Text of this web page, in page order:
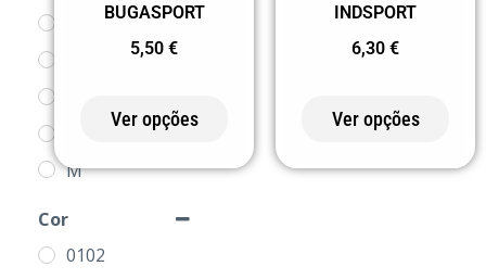
M
XL
Cor
0102
BUGASPORT
5,50 €
Ver opções
INDSPORT
6,30 €
Ver opções